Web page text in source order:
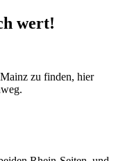
wert!
zu finden, hier